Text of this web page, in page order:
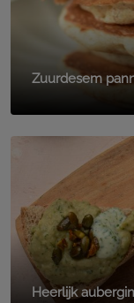
Zuurdesem
Heerlijk